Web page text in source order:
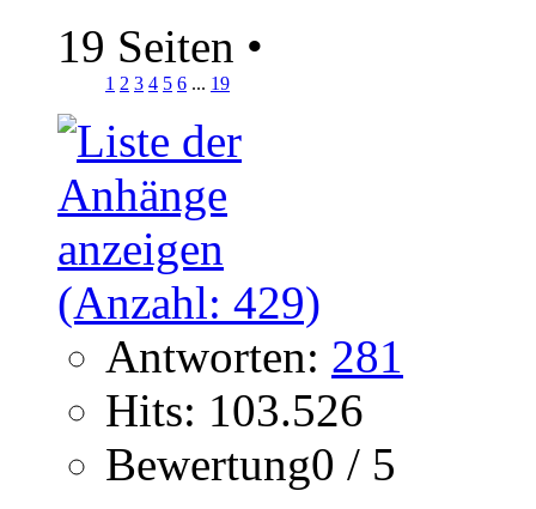
19 Seiten •
1 2 3 4 5 6 ... 19
Antworten: 281
Hits: 103.526
Bewertung0 / 5